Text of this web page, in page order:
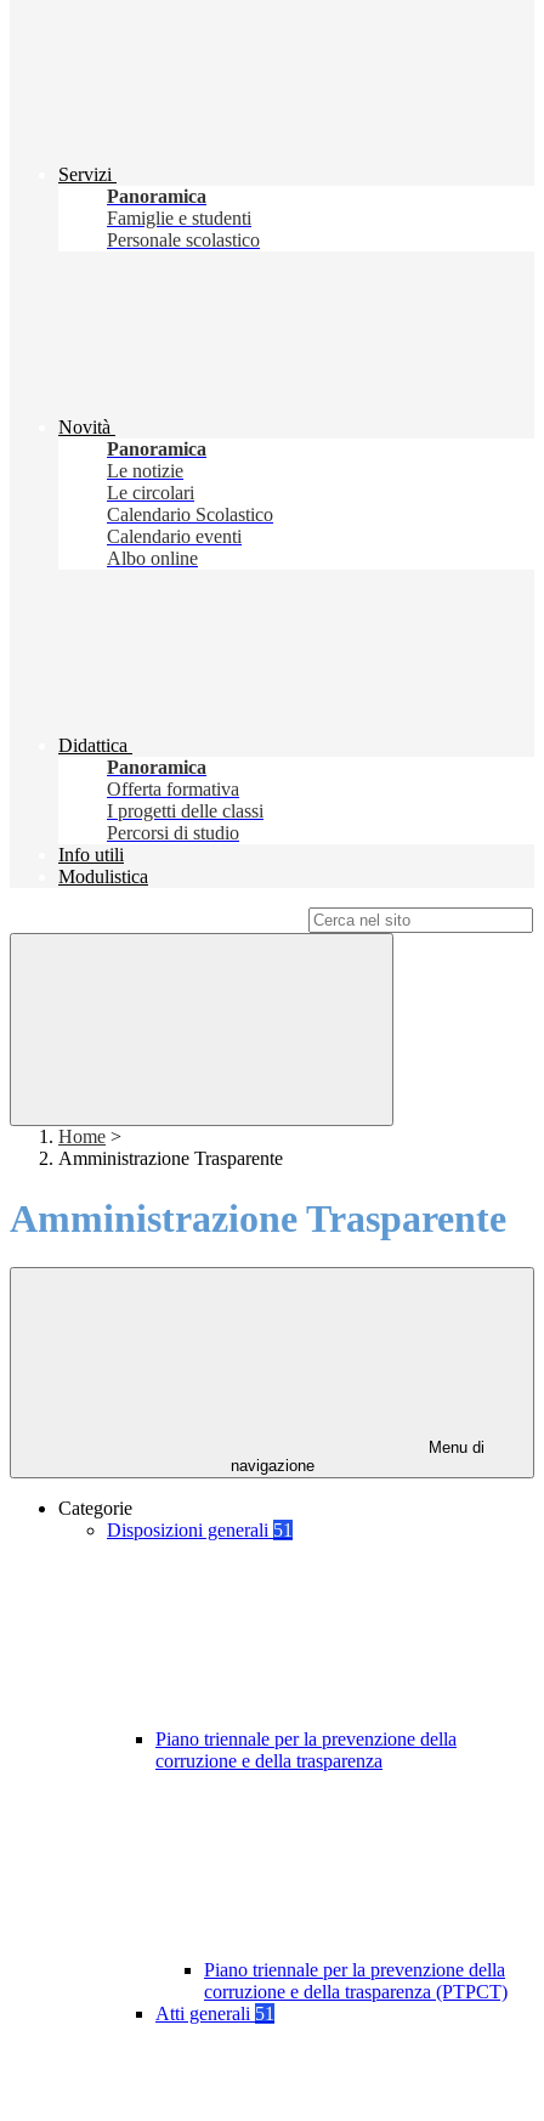
Servizi
Panoramica
Famiglie e studenti
Personale scolastico
Novità
Panoramica
Le notizie
Le circolari
Calendario Scolastico
Calendario eventi
Albo online
Didattica
Panoramica
Offerta formativa
I progetti delle classi
Percorsi di studio
Info utili
Modulistica
Home >
Amministrazione Trasparente
Amministrazione Trasparente
Menu di
navigazione
Categorie
Disposizioni generali 51
Piano triennale per la prevenzione della
corruzione e della trasparenza
Piano triennale per la prevenzione della
corruzione e della trasparenza (PTPCT)
Atti generali 51